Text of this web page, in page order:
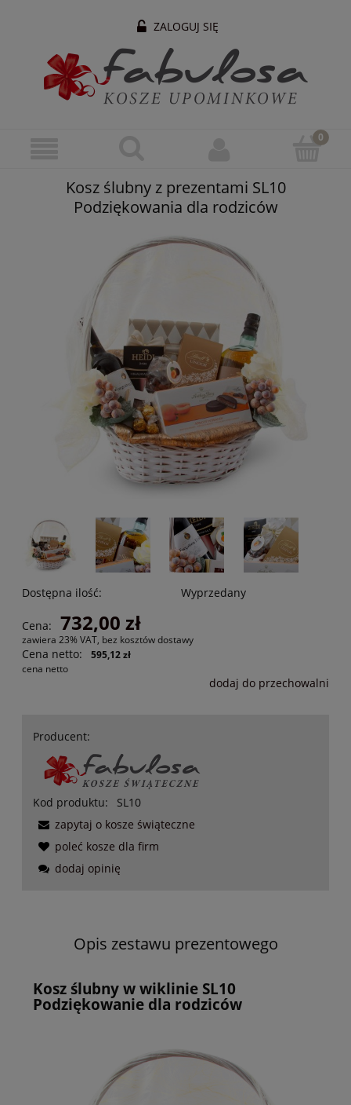
ZALOGUJ SIĘ
Kosz ślubny z prezentami SL10
Podziękowania dla rodziców
Dostępna ilość: Wyprzedany
Cena: 732,00 zł
zawiera 23% VAT, bez kosztów dostawy
Cena netto:
595,12 zł
cena netto
dodaj do przechowalni
Producent:
Kod produktu:
SL10
zapytaj o kosze świąteczne
poleć kosze dla firm
dodaj opinię
Opis zestawu prezentowego
Kosz ślubny w wiklinie SL10
Podziękowanie dla rodziców